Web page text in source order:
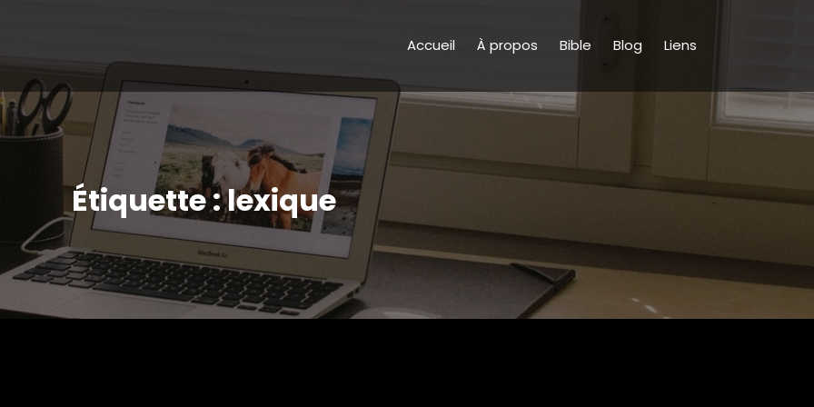
Accueil À propos Bible Blog Liens
Étiquette : lexique